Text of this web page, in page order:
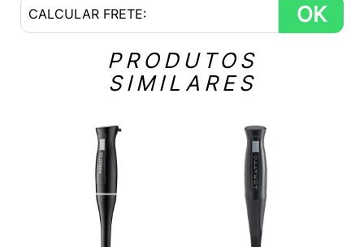
OK
PRODUTOS
SIMILARES